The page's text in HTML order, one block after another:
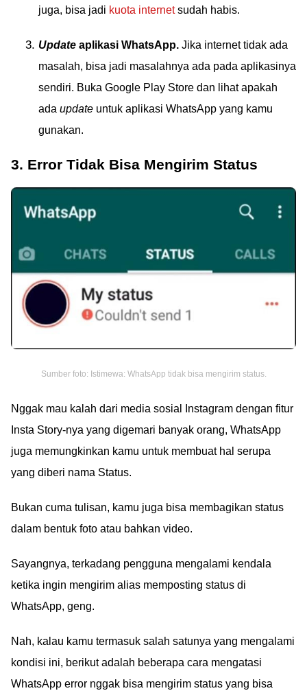
juga, bisa jadi kuota internetsudah habis.
Update aplikasi WhatsApp. Jika internet tidak ada
masalah, bisa jadi masalahnya ada pada aplikasinya
sendiri. Buka Google Play Store dan lihat apakah
ada update untuk aplikasi WhatsApp yang kamu
gunakan.
3. Error Tidak Bisa Mengirim Status
Sumber foto: Istimewa: WhatsApp tidak bisa mengirim status.
Nggak mau kalah dari media sosial Instagram dengan fitur
Insta Story-nya yang digemari banyak orang, WhatsApp
juga memungkinkan kamu untuk membuat hal serupa
yang diberi nama Status.
Bukan cuma tulisan, kamu juga bisa membagikan status
dalam bentuk foto atau bahkan video.
Sayangnya, terkadang pengguna mengalami kendala
ketika ingin mengirim alias memposting status di
WhatsApp, geng.
Nah, kalau kamu termasuk salah satunya yang mengalami
kondisi ini, berikut adalah beberapa cara mengatasi
WhatsApp error nggak bisa mengirim status yang bisa